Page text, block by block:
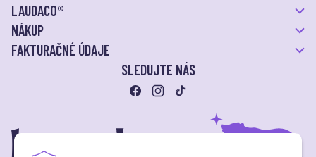
LAUDACO®
NÁKUP
FAKTURAČNÉ ÚDAJE
SLEDUJTE NÁS